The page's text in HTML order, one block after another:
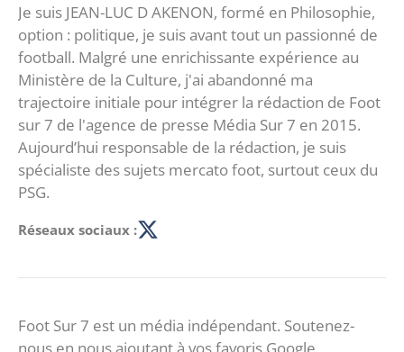
Je suis JEAN-LUC D AKENON, formé en Philosophie,
option : politique, je suis avant tout un passionné de
football. Malgré une enrichissante expérience au
Ministère de la Culture, j'ai abandonné ma
trajectoire initiale pour intégrer la rédaction de Foot
sur 7 de l'agence de presse Média Sur 7 en 2015.
Aujourd’hui responsable de la rédaction, je suis
spécialiste des sujets mercato foot, surtout ceux du
PSG.
Réseaux sociaux :
Foot Sur 7 est un média indépendant. Soutenez-
nous en nous ajoutant à vos favoris Google